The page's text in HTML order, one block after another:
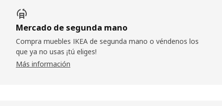
Mercado de segunda mano
Compra muebles IKEA de segunda mano o véndenos los
que ya no usas ¡tú eliges!
Más información